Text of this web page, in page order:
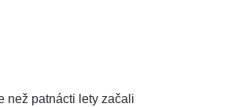
než patnácti lety začali